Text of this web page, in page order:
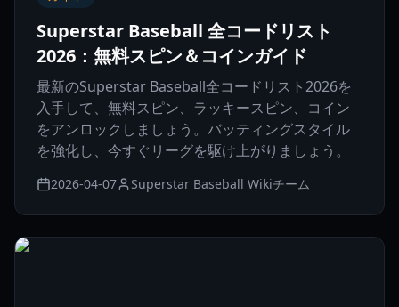
Superstar Baseball 全コードリスト
2026：無料スピン＆コインガイド
最新のSuperstar Baseball全コードリスト2026を
入手して、無料スピン、ラッキースピン、コイン
をアンロックしましょう。バッティングスタイル
を強化し、今すぐリーグを駆け上がりましょう。
2026-04-07 Superstar Baseball Wikiチーム